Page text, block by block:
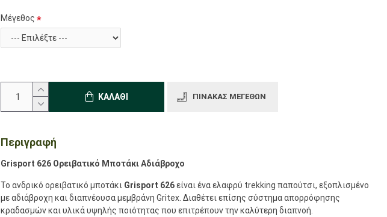
Μέγεθος
ΚΑΛΆΘΙ ΠΊΝΑΚΑΣ ΜΕΓΕΘΏΝ
Περιγραφή
Grisport 626 Ορειβατικό Μποτάκι Αδιάβροχο
Το ανδρικό ορειβατικό μποτάκι Grisport 626είναι ένα ελαφρύ trekking παπούτσι, εξοπλισμένο
με αδιάβροχη και διαπνέουσα μεμβράνη Gritex. Διαθέτει επίσης σύστημα απορρόφησης
κραδασμών και υλικά υψηλής ποιότητας που επιτρέπουν την καλύτερη διαπνοή.